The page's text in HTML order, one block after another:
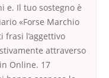
e. Il tuo sostegno è
«Forse Marchio
l’aggettivo
attraverso
Online. 17